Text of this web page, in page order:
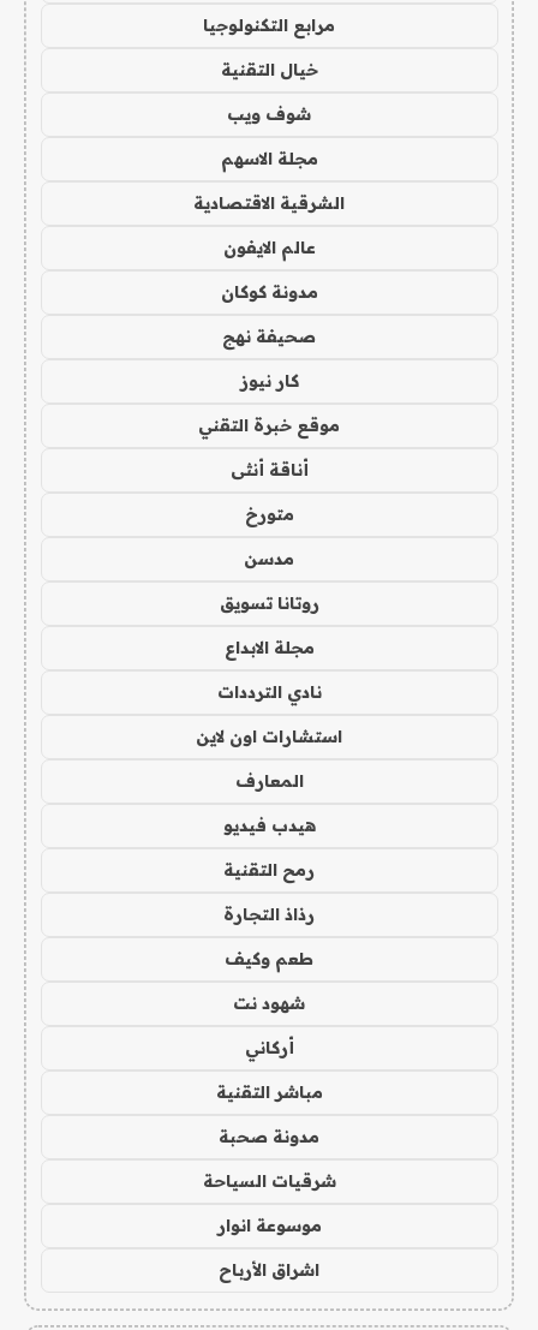
مرابع التكنولوجيا
خيال التقنية
شوف ويب
مجلة الاسهم
الشرقية الاقتصادية
عالم الايفون
مدونة كوكان
صحيفة نهج
كار نيوز
موقع خبرة التقني
أناقة أنثى
متورخ
مدسن
روتانا تسويق
مجلة الابداع
نادي الترددات
استشارات اون لاين
المعارف
هيدب فيديو
رمح التقنية
رذاذ التجارة
طعم وكيف
شهود نت
أركاني
مباشر التقنية
مدونة صحبة
شرقيات السياحة
موسوعة انوار
اشراق الأرباح